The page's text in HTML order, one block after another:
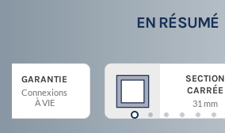
EN RÉSUMÉ
GARANTIE
Connexions
À VIE
SECTION
CARRÉE
31 mm